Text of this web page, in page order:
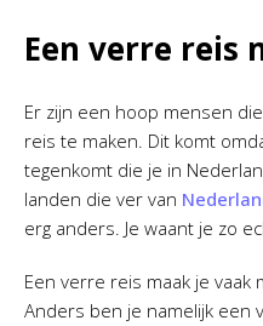
Een verre reis
Er zijn een hoop mensen
reis te maken. Dit komt
tegenkomt die je in
landen die ver van
erg anders. Je waant je zo
Een verre reis maak je vaak
Anders ben je namelijk een